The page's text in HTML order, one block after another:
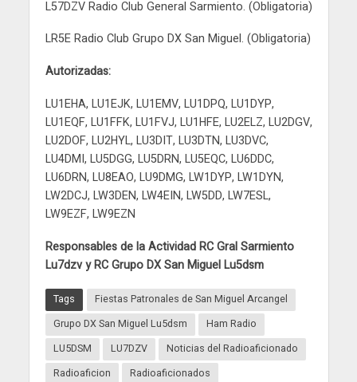
L57DZV Radio Club General Sarmiento. (Obligatoria)
LR5E Radio Club Grupo DX San Miguel. (Obligatoria)
Autorizadas:
LU1EHA, LU1EJK, LU1EMV, LU1DPQ, LU1DYP,
LU1EQF, LU1FFK, LU1FVJ, LU1HFE, LU2ELZ, LU2DGV,
LU2DOF, LU2HYL, LU3DIT, LU3DTN, LU3DVC,
LU4DMI, LU5DGG, LU5DRN, LU5EQC, LU6DDC,
LU6DRN, LU8EAO, LU9DMG, LW1DYP, LW1DYN,
LW2DCJ, LW3DEN, LW4EIN, LW5DD, LW7ESL,
LW9EZF, LW9EZN
Responsables de la Actividad RC Gral Sarmiento
Lu7dzv y RC Grupo DX San Miguel Lu5dsm
Tags
Fiestas Patronales de San Miguel Arcangel
Grupo DX San Miguel Lu5dsm
Ham Radio
LU5DSM
LU7DZV
Noticias del Radioaficionado
Radioaficion
Radioaficionados